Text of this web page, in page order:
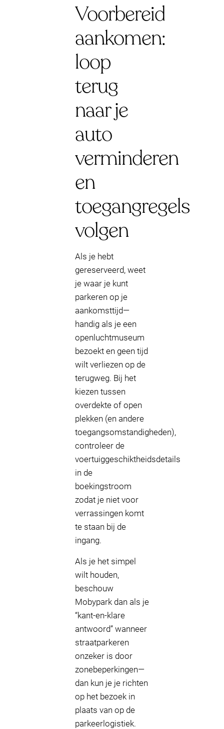
Voorbereid
aankomen:
loop
terug
naar je
auto
verminderen
en
toegangregels
volgen
Als je hebt
gereserveerd, weet
je waar je kunt
parkeren op je
aankomsttijd—
handig als je een
openluchtmuseum
bezoekt en geen tijd
wilt verliezen op de
terugweg. Bij het
kiezen tussen
overdekte of open
plekken (en andere
toegangsomstandigheden),
controleer de
voertuiggeschiktheidsdetails
in de
boekingstroom
zodat je niet voor
verrassingen komt
te staan bij de
ingang.
Als je het simpel
wilt houden,
beschouw
Mobypark dan als je
“kant-en-klare
antwoord” wanneer
straatparkeren
onzeker is door
zonebeperkingen—
dan kun je je richten
op het bezoek in
plaats van op de
parkeerlogistiek.